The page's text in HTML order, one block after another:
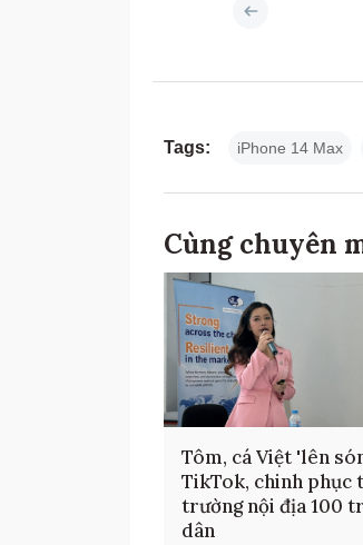
Tags: iPhone 14 Max
Cùng chuyên
Tôm, cá Việt 'lên
TikTok, chinh phục
trường nội địa 100
dân